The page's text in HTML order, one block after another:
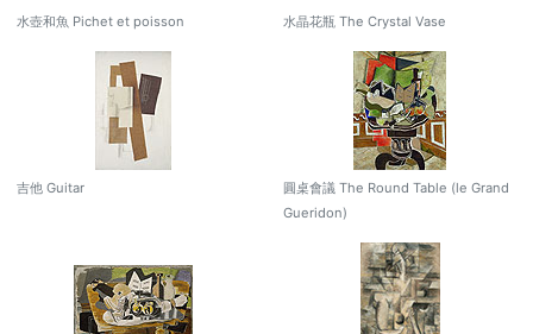
水壺和魚 Pichet et poisson 水晶花瓶 The Crystal Vase
吉他 Guitar
圓桌會議 The Round Table (le Grand
Gueridon)